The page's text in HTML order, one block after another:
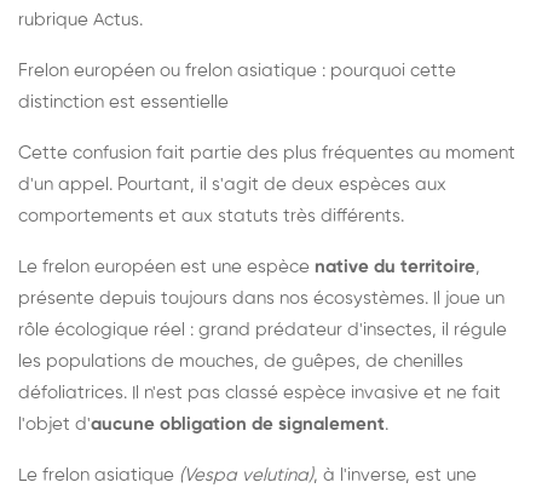
rubrique Actus.
Frelon européen ou frelon asiatique : pourquoi cette
distinction est essentielle
Cette confusion fait partie des plus fréquentes au moment
d'un appel. Pourtant, il s'agit de deux espèces aux
comportements et aux statuts très différents.
Le frelon européen est une espèce native du territoire,
présente depuis toujours dans nos écosystèmes. Il joue un
rôle écologique réel : grand prédateur d'insectes, il régule
les populations de mouches, de guêpes, de chenilles
défoliatrices. Il n'est pas classé espèce invasive et ne fait
l'objet d'aucune obligation de signalement.
Le frelon asiatique (Vespa velutina), à l'inverse, est une